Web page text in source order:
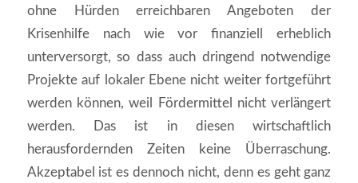
ohne Hürden erreichbaren Angeboten der
Krisenhilfe nach wie vor finanziell erheblich
unterversorgt, so dass auch dringend notwendige
Projekte auf lokaler Ebene nicht weiter fortgeführt
werden können, weil Fördermittel nicht verlängert
werden. Das ist in diesen wirtschaftlich
herausfordernden Zeiten keine Überraschung.
Akzeptabel ist es dennoch nicht, denn es geht ganz